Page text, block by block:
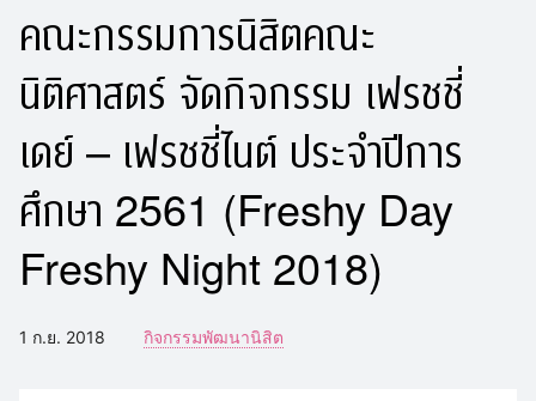
คณะกรรมการนิสิตคณะ
นิติศาสตร์ จัดกิจกรรม เฟรชชี่
เดย์ – เฟรชชี่ไนต์ ประจำปีการ
ศึกษา 2561 (Freshy Day
Freshy Night 2018)
1 ก.ย. 2018 กิจกรรมพัฒนานิสิต